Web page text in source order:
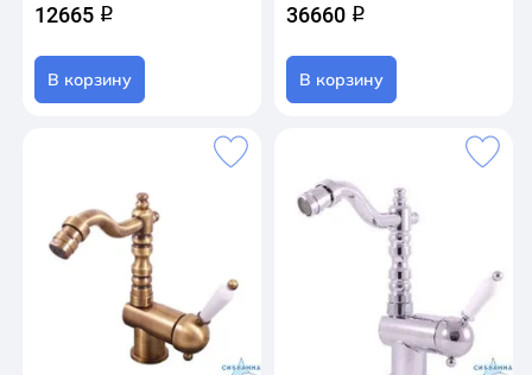
12665 q
В корзину
36660 q
В корзину